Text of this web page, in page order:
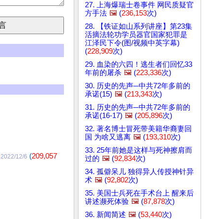
2022/12/6 (209,057
27. 上海爆瑞士卷事件 网民质疑官
方手法 🖼️ (236,153次)
28. 【铁证如山系列讲座】第23集
活摘法轮功学员器官国家犯罪是
江泽民下令(图/视频中英字幕)
(228,909次)
29. 血染的六四！逃生者们回忆33
年前的屠杀 🖼️ (223,336次)
30. 历史的先声─中共72年多前的
承诺(15) 🖼️ (213,343次)
31. 历史的先声─中共72年多前的
承诺(16-17) 🖼️ (205,896次)
32. 著名博士冒死带美籍华裔妻回
国 为啥又逃离 🖼️ (193,310次)
33. 25年前她是这样与死神擦肩而
过的 🖼️ (92,834次)
34. 孤僻呆儿 独得异人传授神针异
术 🖼️ (92,802次)
35. 美国士兵死在手术台上 醒来后
讲述濒死体验 🖼️ (87,878次)
36. 新闻简述 🖼️ (53,440次)